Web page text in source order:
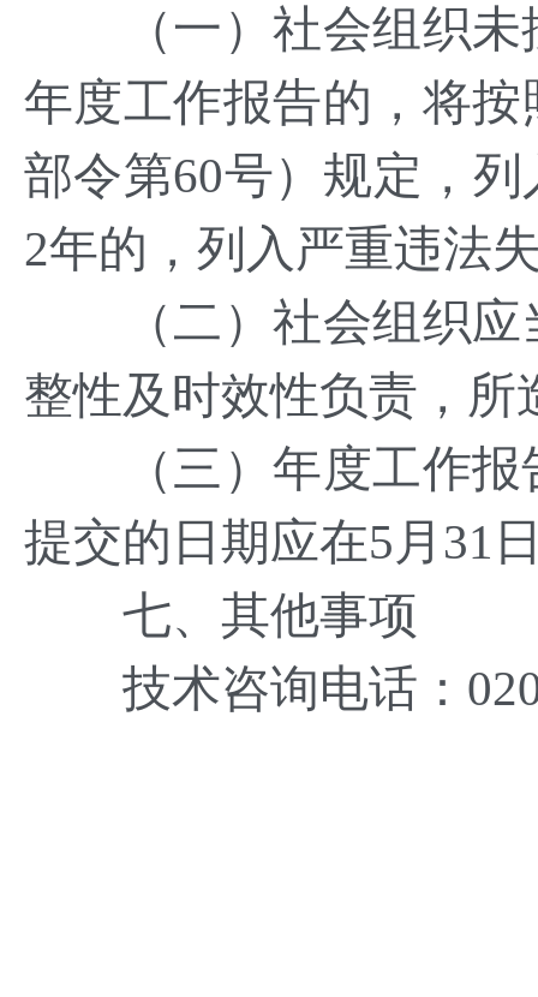
（一）社会组织未
年度工作报告的，将
部令第60号）规定，
2年的，列入严重违法
（二）社会组织应
整性及时效性负责，
（三）年度工作报
提交的日期应在5月31
七、其他事项
技术咨询电话：020-